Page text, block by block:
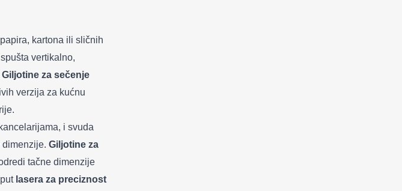
kartona ili sličnih
vertikalno,
Giljotine za sečenje
verzija za kućnu
i svuda
Giljotine za
tačne dimenzije
lasera za preciznost